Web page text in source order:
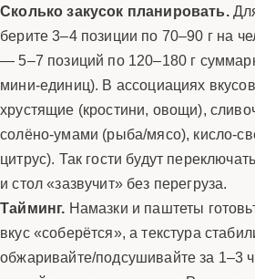
Сколько закусок планировать.
берите 3–4 позиции по 70–90 г на
— 5–7 позиций по 120–180 г
мини-единиц). В ассоциациях
хрустящие (кростини, овощи),
солёно-умами (рыба/мясо), кисло-
цитрус). Так гости будут
и стол «зазвучит» без перегруза.
Тайминг. Намазки и паштеты
вкус «соберётся», а текстура
обжаривайте/подсушивайте за 1–3